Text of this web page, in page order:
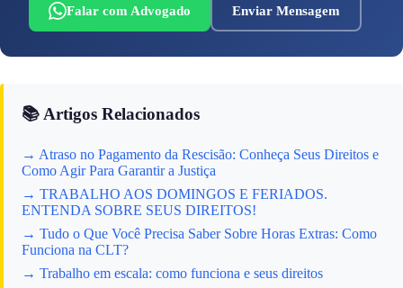
Falar com Advogado Enviar Mensagem
📚 Artigos Relacionados
→ Atraso no Pagamento da Rescisão: Conheça Seus Direitos e
Como Agir Para Garantir a Justiça
→ TRABALHO AOS DOMINGOS E FERIADOS.
ENTENDA SOBRE SEUS DIREITOS!
→ Tudo o Que Você Precisa Saber Sobre Horas Extras: Como
Funciona na CLT?
→ Trabalho em escala: como funciona e seus direitos